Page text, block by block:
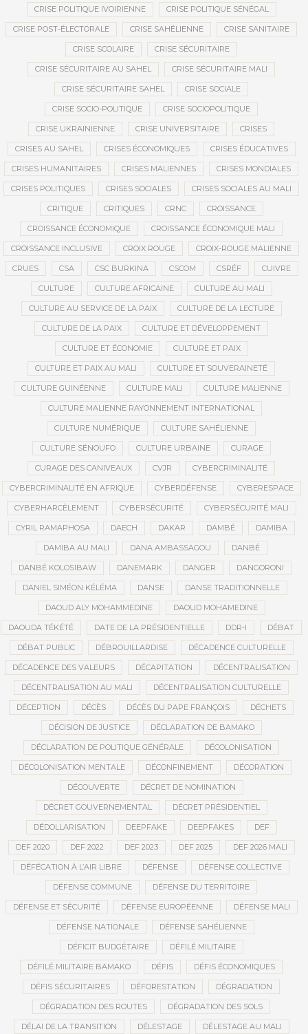
CRISE POLITIQUE IVOIRIENNE CRISE POLITIQUE SÉNÉGAL
CRISE POST-ÉLECTORALE CRISE SAHÉLIENNE CRISE SANITAIRE
CRISE SCOLAIRE CRISE SÉCURITAIRE
CRISE SÉCURITAIRE AU SAHEL CRISE SÉCURITAIRE MALI
CRISE SÉCURITAIRE SAHEL CRISE SOCIALE
CRISE SOCIO-POLITIQUE CRISE SOCIOPOLITIQUE
CRISE UKRAINIENNE CRISE UNIVERSITAIRE CRISES
CRISES AU SAHEL CRISES ÉCONOMIQUES CRISES ÉDUCATIVES
CRISES HUMANITAIRES CRISES MALIENNES CRISES MONDIALES
CRISES POLITIQUES CRISES SOCIALES CRISES SOCIALES AU MALI
CRITIQUE CRITIQUES CRNC CROISSANCE
CROISSANCE ÉCONOMIQUE CROISSANCE ÉCONOMIQUE MALI
CROISSANCE INCLUSIVE CROIX ROUGE CROIX-ROUGE MALIENNE
CRUES CSA CSC BURKINA CSCOM CSRÉF CUIVRE
CULTURE CULTURE AFRICAINE CULTURE AU MALI
CULTURE AU SERVICE DE LA PAIX CULTURE DE LA LECTURE
CULTURE DE LA PAIX CULTURE ET DÉVELOPPEMENT
CULTURE ET ÉCONOMIE CULTURE ET PAIX
CULTURE ET PAIX AU MALI CULTURE ET SOUVERAINETÉ
CULTURE GUINÉENNE CULTURE MALI CULTURE MALIENNE
CULTURE MALIENNE RAYONNEMENT INTERNATIONAL
CULTURE NUMÉRIQUE CULTURE SAHÉLIENNE
CULTURE SÉNOUFO CULTURE URBAINE CURAGE
CURAGE DES CANIVEAUX CVJR CYBERCRIMINALITÉ
CYBERCRIMINALITÉ EN AFRIQUE CYBERDÉFENSE CYBERESPACE
CYBERHARCÈLEMENT CYBERSÉCURITÉ CYBERSÉCURITÉ MALI
CYRIL RAMAPHOSA DAECH DAKAR DAMBÉ DAMIBA
DAMIBA AU MALI DANA AMBASSAGOU DANBÉ
DANBÉ KOLOSIBAW DANEMARK DANGER DANGORONI
DANIEL SIMÉON KÉLÉMA DANSE DANSE TRADITIONNELLE
DAOUD ALY MOHAMMEDINE DAOUD MOHAMEDINE
DAOUDA TÉKÉTÉ DATE DE LA PRÉSIDENTIELLE DDR-I DÉBAT
DÉBAT PUBLIC DÉBROUILLARDISE DÉCADENCE CULTURELLE
DÉCADENCE DES VALEURS DÉCAPITATION DÉCENTRALISATION
DÉCENTRALISATION AU MALI DÉCENTRALISATION CULTURELLE
DÉCEPTION DÉCÈS DÉCÈS DU PAPE FRANÇOIS DÉCHETS
DÉCISION DE JUSTICE DÉCLARATION DE BAMAKO
DÉCLARATION DE POLITIQUE GÉNÉRALE DÉCOLONISATION
DÉCOLONISATION MENTALE DÉCONFINEMENT DÉCORATION
DÉCOUVERTE DÉCRET DE NOMINATION
DÉCRET GOUVERNEMENTAL DÉCRET PRÉSIDENTIEL
DÉDOLLARISATION DEEPFAKE DEEPFAKES DEF
DEF 2020 DEF 2022 DEF 2023 DEF 2025 DEF 2026 MALI
DÉFÉCATION À L’AIR LIBRE DÉFENSE DÉFENSE COLLECTIVE
DÉFENSE COMMUNE DÉFENSE DU TERRITOIRE
DÉFENSE ET SÉCURITÉ DÉFENSE EUROPÉENNE DÉFENSE MALI
DÉFENSE NATIONALE DÉFENSE SAHÉLIENNE
DÉFICIT BUDGÉTAIRE DÉFILÉ MILITAIRE
DÉFILÉ MILITAIRE BAMAKO DÉFIS DÉFIS ÉCONOMIQUES
DÉFIS SÉCURITAIRES DÉFORESTATION DÉGRADATION
DÉGRADATION DES ROUTES DÉGRADATION DES SOLS
DÉLAI DE LA TRANSITION DÉLESTAGE DÉLESTAGE AU MALI